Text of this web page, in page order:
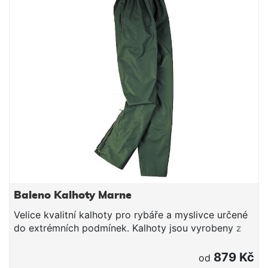
obalovačka příliš tuhá, je možné pomocí pár kapek
vody zpracovat malé množství obalovačky, které
máte v plánu okamžitě použít, do správné
konzistence. Příchuť Expresor Balení 150g
Baleno Kalhoty Marne
Velice kvalitní kalhoty pro rybáře a myslivce určené
do extrémních podmínek. Kalhoty jsou vyrobeny z
svoboda a volnost pohybu naprosto nedotčena i při
od 879 Kč